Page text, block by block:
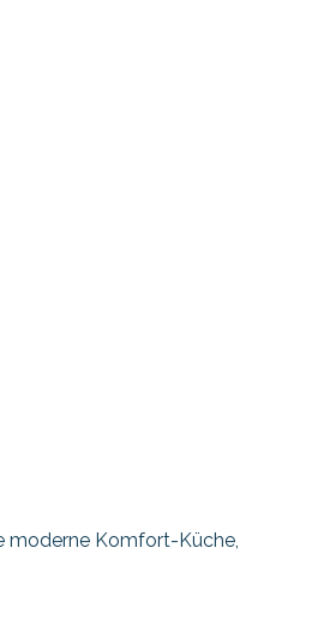
moderne Komfort-Küche,